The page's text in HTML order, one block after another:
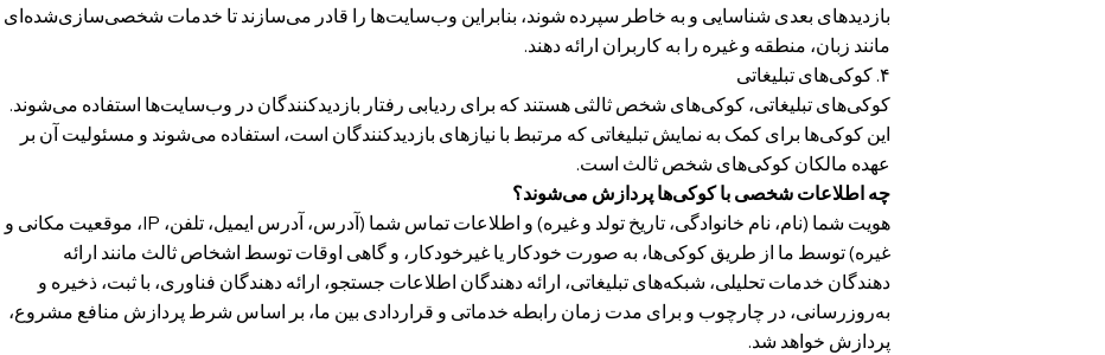
بازدیدهای بعدی شناسایی و به خاطر سپرده شوند، بنابراین وب‌سایت‌ها را قادر می‌سازند تا خدمات شخصی‌سازی‌شده‌ای
مانند زبان، منطقه و غیره را به کاربران ارائه دهند.
۴. کوکی‌های تبلیغاتی
کوکی‌های تبلیغاتی، کوکی‌های شخص ثالثی هستند که برای ردیابی رفتار بازدیدکنندگان در وب‌سایت‌ها استفاده می‌شوند.
این کوکی‌ها برای کمک به نمایش تبلیغاتی که مرتبط با نیازهای بازدیدکنندگان است، استفاده می‌شوند و مسئولیت آن بر
عهده مالکان کوکی‌های شخص ثالث است.
چه اطلاعات شخصی با کوکی‌ها پردازش می‌شوند؟
هویت شما (نام، نام خانوادگی، تاریخ تولد و غیره) و اطلاعات تماس شما (آدرس، آدرس ایمیل، تلفن، IP، موقعیت مکانی و
غیره) توسط ما از طریق کوکی‌ها، به صورت خودکار یا غیرخودکار، و گاهی اوقات توسط اشخاص ثالث مانند ارائه
دهندگان خدمات تحلیلی، شبکه‌های تبلیغاتی، ارائه دهندگان اطلاعات جستجو، ارائه دهندگان فناوری، با ثبت، ذخیره و
به‌روزرسانی، در چارچوب و برای مدت زمان رابطه خدماتی و قراردادی بین ما، بر اساس شرط پردازش منافع مشروع،
پردازش خواهد شد.